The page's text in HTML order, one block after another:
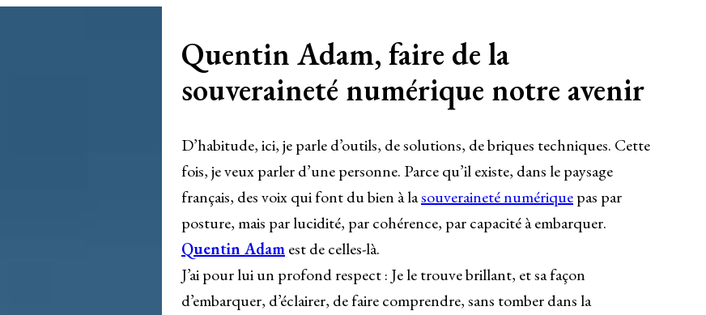
Quentin Adam, faire de la
souveraineté numérique notre avenir
D’habitude, ici, je parle d’outils, de solutions, de briques techniques. Cette
fois, je veux parler d’une personne. Parce qu’il existe, dans le paysage
français, des voix qui font du bien à lasouveraineté numériquepas par
posture, mais par lucidité, par cohérence, par capacité à embarquer.
Quentin Adamest de celles-là.
J’ai pour lui un profond respect : Je le trouve brillant, et sa façon
d’embarquer, d’éclairer, de faire comprendre, sans tomber dans la